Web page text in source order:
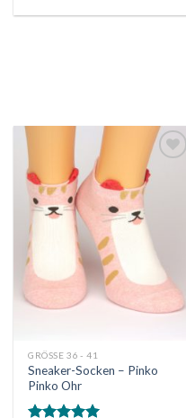
Wunschliste
GRÖSSE 36 - 41
Sneaker-Socken – Pinko
Pinko Ohr